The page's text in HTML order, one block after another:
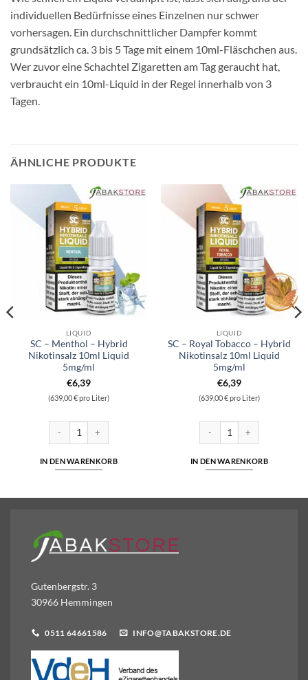
individuellen Bedürfnisse eines Einzelnen nur schwer
vorhersagen. Ein durchschnittlicher Dampfer kommt
grundsätzlich ca. 3 bis 5 Tage mit einem 10ml-Fläschchen aus.
Wer zuvor eine Schachtel Zigaretten am Tag geraucht hat,
verbraucht ein 10ml-Liquid in der Regel innerhalb von 3
Tagen.
ÄHNLICHE PRODUKTE
LIQUID
SC – Menthol – Hybrid
Nikotinsalz 10ml Liquid
5mg/ml
€6,39
(639,00 € pro Liter)
SC - Menthol - Hybrid Nikotinsalz 10ml Liquid 5mg/ml Menge
IN DEN WARENKORB
LIQUID
SC – Royal Tobacco – Hybrid
Nikotinsalz 10ml Liquid
5mg/ml
€6,39
(639,00 € pro Liter)
SC - Royal Tobacco - Hybrid
IN DEN WARENKORB
Liquid 10ml Liquid 10 mg/ml Menge
Gutenbergstr. 3
30966 Hemmingen
0511 64661586 INFO@TABAKSTORE.DE